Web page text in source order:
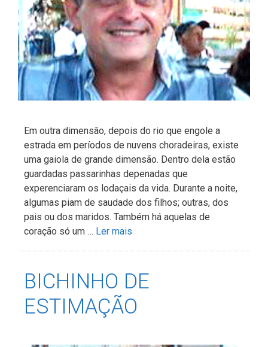
Em outra dimensão, depois do rio que engole a
estrada em períodos de nuvens choradeiras, existe
uma gaiola de grande dimensão. Dentro dela estão
guardadas passarinhas depenadas que
experenciaram os lodaçais da vida. Durante a noite,
algumas piam de saudade dos filhos; outras, dos
pais ou dos maridos. Também há aquelas de
coração só um … Ler mais
BICHINHO DE
ESTIMAÇÃO